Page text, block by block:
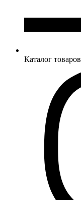
Каталог товаров